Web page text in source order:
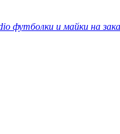
футболки и майки на